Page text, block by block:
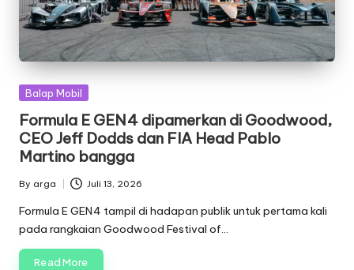
Posted
Balap Mobil
Formula E GEN4 dipamerkan di Goodwood,
CEO Jeff Dodds dan FIA Head Pablo
Martino bangga
Posted
by
By arga Juli 13, 2026
Formula E GEN4 tampil di hadapan publik untuk pertama kali
pada rangkaian Goodwood Festival of…
Read More